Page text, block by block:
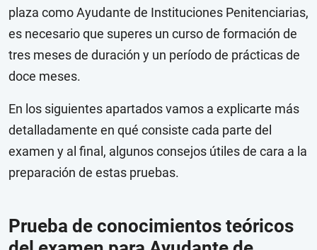
plaza como Ayudante de Instituciones Penitenciarias,
es necesario que superes un curso de formación de
tres meses de duración y un período de prácticas de
doce meses.
En los siguientes apartados vamos a explicarte más
detalladamente en qué consiste cada parte del
examen y al final, algunos consejos útiles de cara a la
preparación de estas pruebas.
Prueba de conocimientos teóricos